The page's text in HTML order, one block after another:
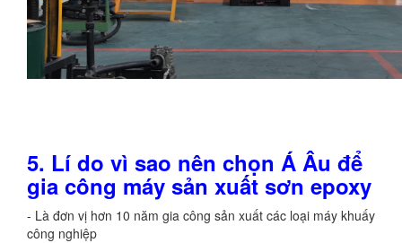
5. Lí do vì sao nên chọn Á Âu để
gia công máy sản xuất sơn epoxy
- Là đơn vị hơn 10 năm gia công sản xuất các loại máy khuấy
công nghiệp